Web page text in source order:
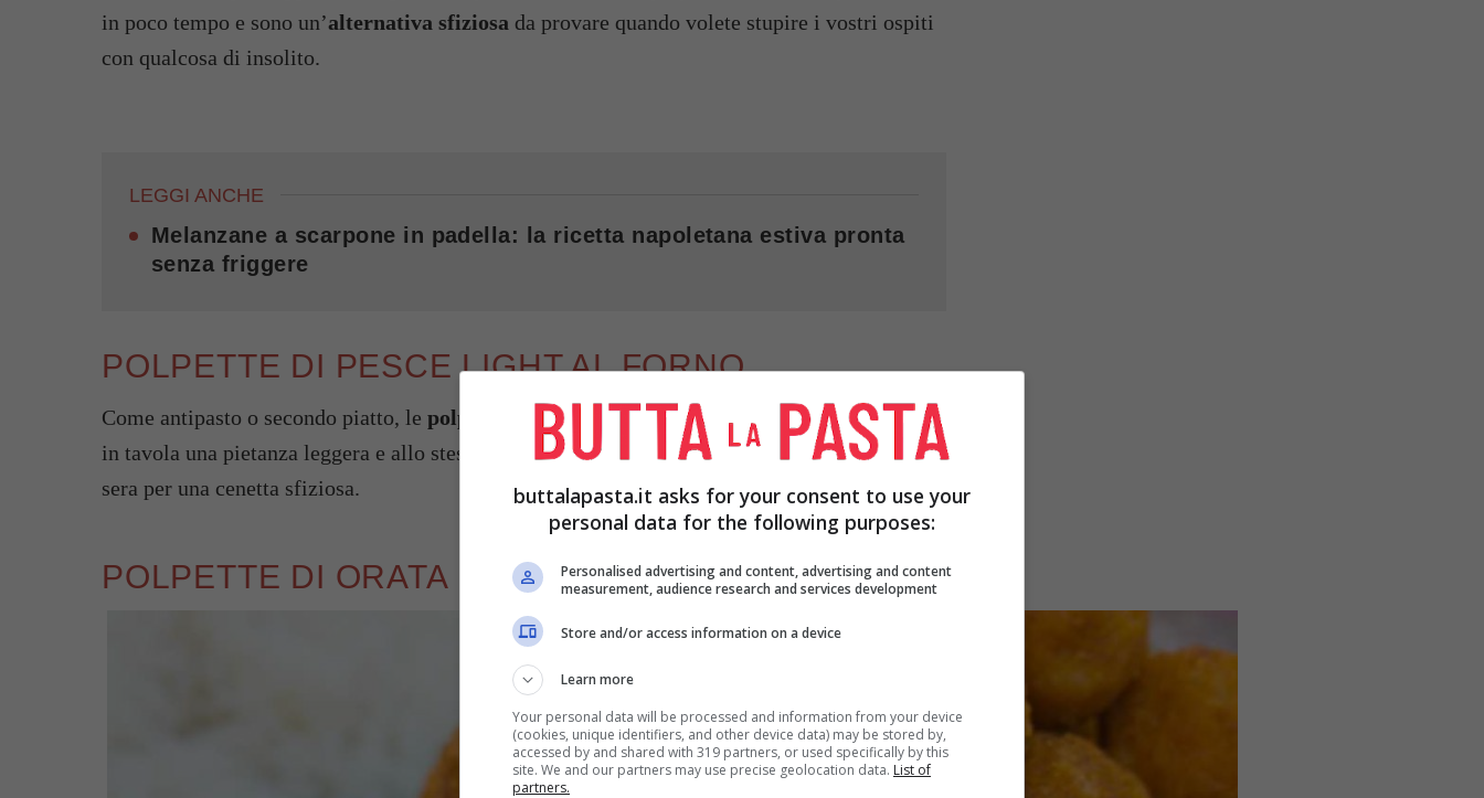
in poco tempo e sono un’alternativa sfiziosa da provare quando volete stupire i vostri ospiti
con qualcosa di insolito.
LEGGI ANCHE
Melanzane a scarpone in padella: la ricetta napoletana estiva pronta
senza friggere
POLPETTE DI PESCE LIGHT AL FORNO
Come antipasto o secondo piatto, le polpette di pesce light al forno
sono perfette per portare
in tavola una pietanza leggera e allo stesso tempo molto appetitosa, ideale da preparare di
sera per una cenetta sfiziosa.
POLPETTE DI ORATA
buttalapasta.it asks for your consent to use your
personal data for the following purposes:
Personalised advertising and content, advertising and content
measurement, audience research and services development
Store and/or access information on a device
Learn more
Your personal data will be processed and information from your device
(cookies, unique identifiers, and other device data) may be stored by,
accessed by and shared with 319 partners, or used specifically by this
site. We and our partners may use precise geolocation data. List of
partners.